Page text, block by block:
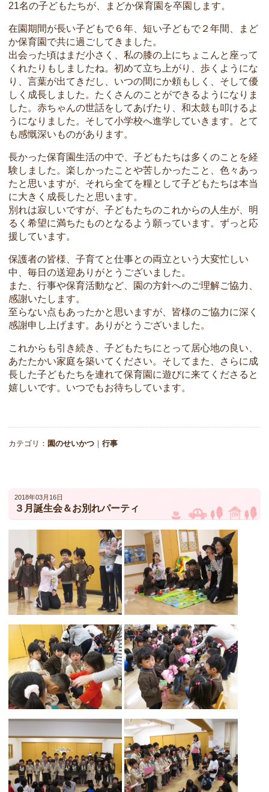
21名の子どもたちが、まどか保育園を卒園します。
在園期間が長い子どもで６年、短い子どもで２年間、まど
か保育園で共に過ごしてきました。
出会った頃はまだ小さく、私の膝の上にちょこんと座って
くれたりもしましたね。初めて立ち上がり、歩くようにな
り、言葉が出てきだし、いつの間にか頼もしく、そして優
しく成長しました。たくさんのことができるようになりま
した。赤ちゃんの世話をしてあげたり、和太鼓も叩けるよ
うになりました。そして小学校へ進学していきます。とて
も感慨深いものがあります。
長かった保育園生活の中で、子どもたちは多くのことを経
験しました。楽しかったことや苦しかったこと、色々あっ
たと思いますが、それら全てを糧として子どもたちは本当
に大きく成長したと思います。
別れは寂しいですが、子どもたちのこれからの人生が、明
るく希望に満ちたものとなるよう願っています。ずっと応
援しています。
保護者の皆様、子育てと仕事との両立という大変忙しい
中、毎日の送迎ありがとうございました。
また、行事や保育活動など、園の方針へのご理解ご協力、
感謝いたします。
至らない点もあったかと思いますが、皆様のご協力に深く
感謝申し上げます。ありがとうございました。
これからも引き続き、子どもたちにとって居心地の良い、
あたたかい家庭を築いてください。そしてまた、さらに成
長した子どもたちを連れて保育園に遊びに来てくださると
嬉しいです。いつでもお待ちしています。
カテゴリ： 園のせいかつ ｜ 行事
2018年03月16日
３月誕生会＆お別れパーティ